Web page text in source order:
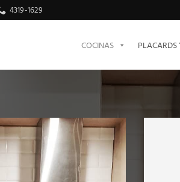
4319-1629
COCINAS PLACARDS